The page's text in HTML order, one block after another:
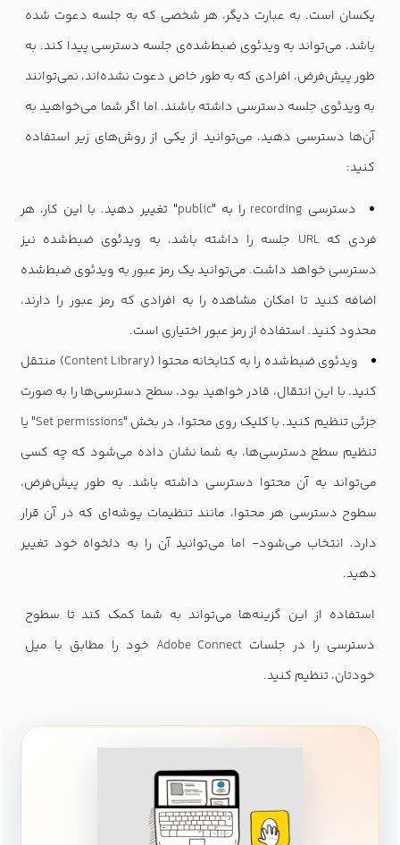
یکسان است. به عبارت دیگر، هر شخصی که به جلسه دعوت شده
باشد، می‌تواند به ویدئوی ضبط‌شده‌ی جلسه دسترسی پیدا کند. به
طور پیش‌فرض، افرادی که به طور خاص دعوت نشده‌اند، نمی‌توانند
به ویدئوی جلسه دسترسی داشته باشند. اما اگر شما می‌خواهید به
آن‌ها دسترسی دهید، می‌توانید از یکی از روش‌های زیر استفاده
کنید:
دسترسی recording را به "public" تغییر دهید. با این کار، هر
فردی کهURL جلسه را داشته باشد، به ویدئوی ضبط‌شده نیز
دسترسی خواهد داشت. می‌توانید یک رمز عبور به ویدئوی ضبط‌شده
اضافه کنید تا امکان مشاهده را به افرادی که رمز عبور را دارند،
محدود کنید. استفاده از رمز عبور اختیاری است.
ویدئوی ضبط‌شده را به کتابخانه محتوا (Content Library) منتقل
کنید. با این انتقال، قادر خواهید بود، سطح دسترسی‌ها را به صورت
جزئی تنظیم کنید. با کلیک روی محتوا، در بخش "Set permissions" یا
تنظیم سطح دسترسی‌ها، به شما نشان داده می‌شود که چه کسی
می‌تواند به آن محتوا دسترسی داشته باشد. به طور پیش‌فرض،
سطوح دسترسی هر محتوا، مانند تنظیمات پوشه‌ای که در آن قرار
دارد، انتخاب می‌شود- اما می‌توانید آن را به دلخواه خود تغییر
دهید.
استفاده از این گزینه‌ها می‌تواند به شما کمک کند تا سطوح
دسترسی را در جلسات Adobe Connect خود را مطابق با میل
خودتان، تنظیم کنید.